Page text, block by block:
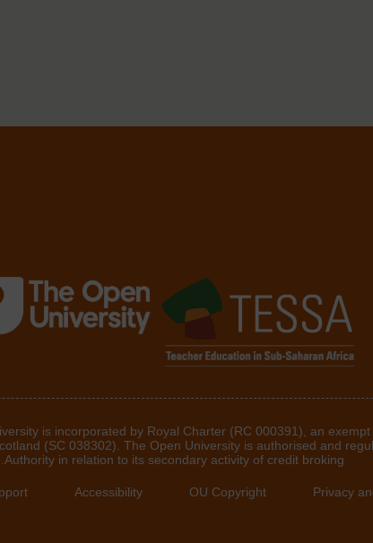
University is incorporated by Royal Charter (RC 000391), an
(SC 038302). The Open University is authorised and
Authority in relation to its secondary activity of credit broking.
Privacy
OU Copyright
Accessibility